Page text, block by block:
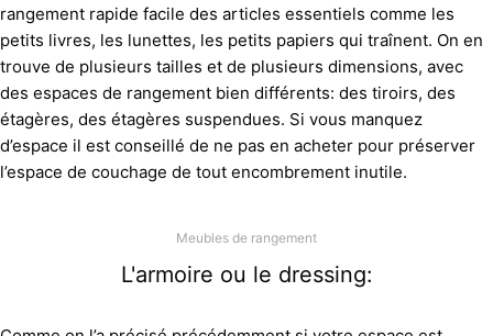
rangement rapide facile des articles essentiels comme les
petits livres, les lunettes, les petits papiers qui traînent. On en
trouve de plusieurs tailles et de plusieurs dimensions, avec
des espaces de rangement bien différents: des tiroirs, des
étagères, des étagères suspendues. Si vous manquez
d’espace il est conseillé de ne pas en acheter pour préserver
l’espace de couchage de tout encombrement inutile.
Meubles de rangement
L'armoire ou le dressing: